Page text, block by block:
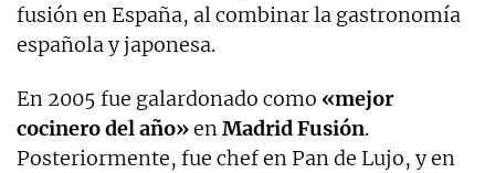
fusión en España, al combinar la gastronomía
española y japonesa.
En 2005 fue galardonado como «mejor
cocinero del año»enMadrid Fusión.
Posteriormente, fue chef en Pan de Lujo, y en